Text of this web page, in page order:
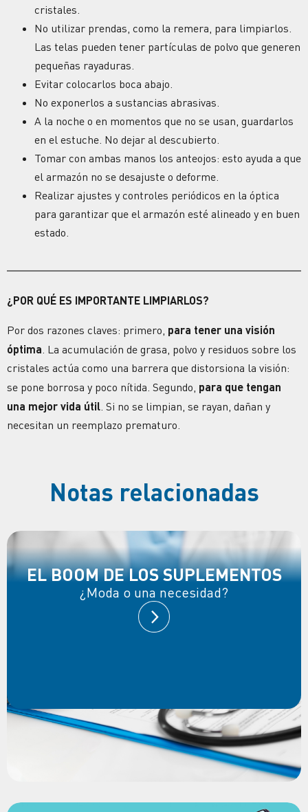
cristales.
No utilizar prendas, como la remera, para limpiarlos.
Las telas pueden tener partículas de polvo que generen
pequeñas rayaduras
Evitar colocarlos boca abajo.
No exponerlos a sustancias abrasivas.
A la noche o en momentos que no se usan, guardarlos
en el estuche. No dejar al descubierto.
Tomar con ambas manos los anteojos: esto ayuda a que
el armazón no se desajuste o deforme.
Realizar ajustes y controles periódicos en la óptica
para garantizar que el armazón esté alineado y en buen
estado.
¿POR QUÉ ES IMPORTANTE LIMPIARLOS?
Por dos razones claves: primero, para tener una visión
óptima . La acumulación de grasa, polvo y residuos sobre los
cristales actúa como una barrera que distorsiona la visión:
se pone borrosa y poco nítida. Segundo, para que tengan
una mejor vida útil . Si no se limpian, se rayan, dañan y
necesitan un reemplazo prematuro.
Notas relacionadas
EL BOOM DE LOS SUPLEMENTOS
¿Moda o una necesidad?